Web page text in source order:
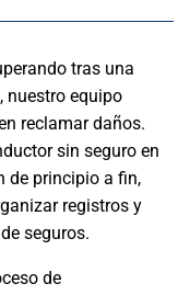
tras una
nuestro equipo
reclamar daños.
sin seguro en
de principio a fin,
registros y
seguros.
de